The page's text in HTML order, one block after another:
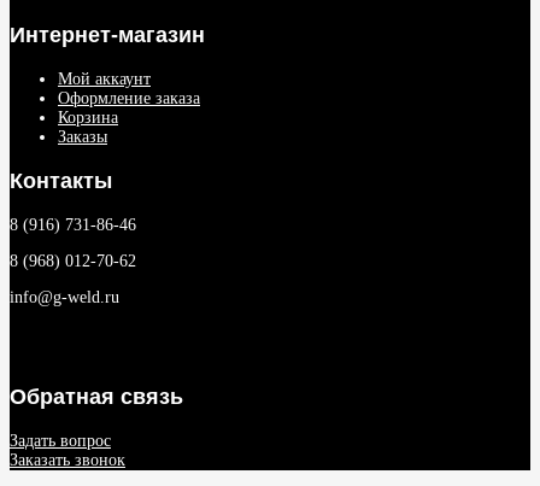
Интернет-магазин
Мой аккаунт
Оформление заказа
Корзина
Заказы
Контакты
8 (916) 731-86-46
8 (968) 012-70-62
info@g-weld.ru
Обратная связь
Задать вопрос
Заказать звонок